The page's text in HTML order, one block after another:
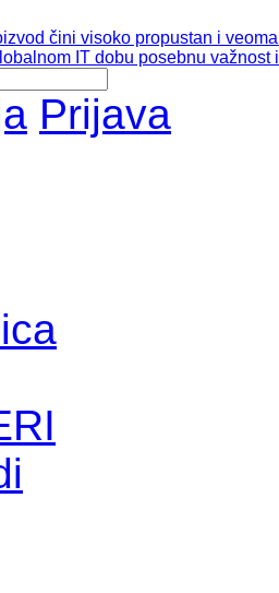
čini visoko propustan i
IT dobu posebnu
Prijava